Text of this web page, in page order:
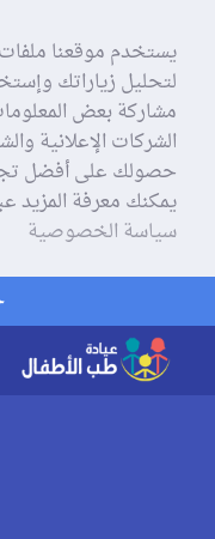
يستخدم موقعنا ملفات
لتحليل زياراتك
الشركات الإعلانية
حصولك على أفضل
يمكنك معرفة المزيد
سياسة الخصوصية